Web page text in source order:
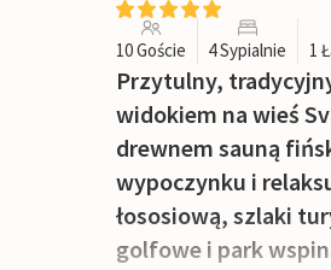
10 Goście 4 Sypialnie 1
Przytulny,
widokiem na wieś
drewnem sauną
wypoczynku i
łososiową, szlaki
golfowe i park